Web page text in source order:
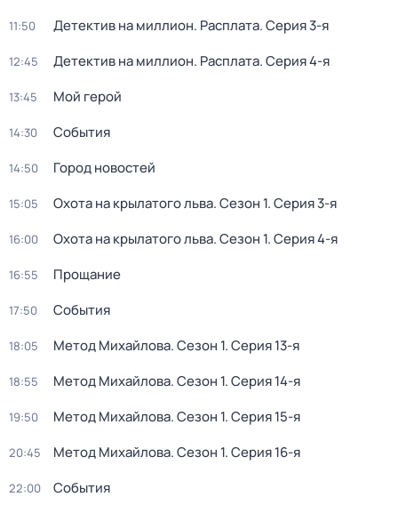
11:50 Детектив на миллион. Расплата. Серия 3-я
12:45 Детектив на миллион. Расплата. Серия 4-я
13:45 Мой герой
14:30 События
14:50 Город новостей
15:05 Охота на крылатого льва. Сезон 1. Серия 3-я
16:00 Охота на крылатого льва. Сезон 1. Серия 4-я
16:55 Прощание
17:50 События
18:05 Метод Михайлова. Сезон 1. Серия 13-я
18:55 Метод Михайлова. Сезон 1. Серия 14-я
19:50 Метод Михайлова. Сезон 1. Серия 15-я
20:45 Метод Михайлова. Сезон 1. Серия 16-я
22:00 События